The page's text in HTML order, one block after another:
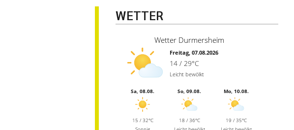
WETTER
Wetter Durmersheim
Freitag, 07.08.2026
14 / 29°C
Leicht bewölkt
Sa, 08.08.
15 / 32°C
So, 09.08.
18 / 36°C
Mo, 10.08.
19 / 35°C